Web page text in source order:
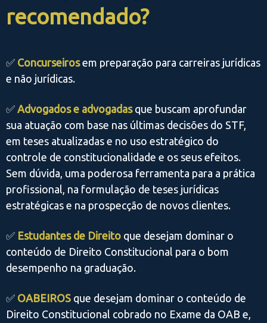
recomendado?
✅ Concurseirosem preparação para carreiras jurídicas
e não jurídicas.
✅ Advogados e advogadasque buscam aprofundar
sua atuação com base nas últimas decisões do STF,
em teses atualizadas e no uso estratégico do
controle de constitucionalidade e os seus efeitos.
Sem dúvida, uma poderosa ferramenta para a prática
profissional, na formulação de teses jurídicas
estratégicas e na prospecção de novos clientes.
✅ Estudantes de Direito que desejam dominar o
conteúdo de Direito Constitucional para o bom
desempenho na graduação.
✅ OABEIROS que desejam dominar o conteúdo de
Direito Constitucional cobrado no Exame da OAB e,